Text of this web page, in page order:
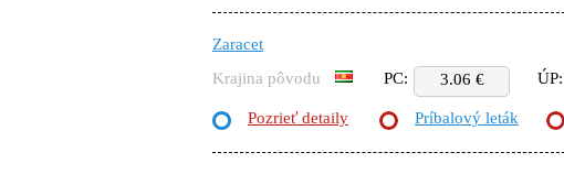
Zaracet
Krajina pôvodu
PC: 3.06 € ÚP:
Pozrieť detaily Príbalový leták